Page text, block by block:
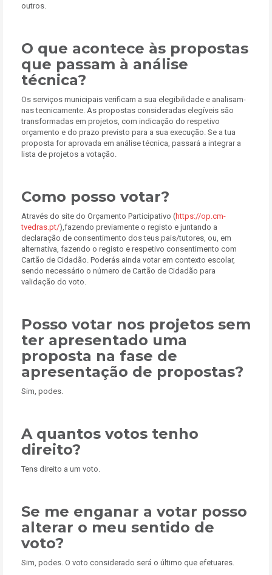
outros.
O que acontece às propostas
que passam à análise
técnica?
Os serviços municipais verificam a sua elegibilidade e analisam-
nas tecnicamente. As propostas consideradas elegíveis são
transformadas em projetos, com indicação do respetivo
orçamento e do prazo previsto para a sua execução. Se a tua
proposta for aprovada em análise técnica, passará a integrar a
lista de projetos a votação.
Como posso votar?
Através do site do Orçamento Participativo (https://op.cm-
tvedras.pt/),fazendo previamente o registo e juntando a
declaração de consentimento dos teus pais/tutores, ou, em
alternativa, fazendo o registo e respetivo consentimento com
Cartão de Cidadão. Poderás ainda votar em contexto escolar,
sendo necessário o número de Cartão de Cidadão para
validação do voto.
Posso votar nos projetos sem
ter apresentado uma
proposta na fase de
apresentação de propostas?
Sim, podes.
A quantos votos tenho
direito?
Tens direito a um voto.
Se me enganar a votar posso
alterar o meu sentido de
voto?
Sim, podes. O voto considerado será o último que efetuares.